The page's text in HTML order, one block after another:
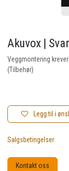
Akuvox |
Veggmontering
(Tilbehør)
Legg til i
Salgsbetingelser
Kontakt oss